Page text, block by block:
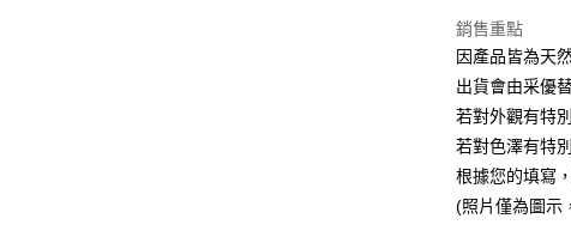
每筆NT$120，
銷售重點
因產品皆為天
出貨會由采優
若對外觀有特
若對色澤有特
根據您的填寫
(照片僅為圖示